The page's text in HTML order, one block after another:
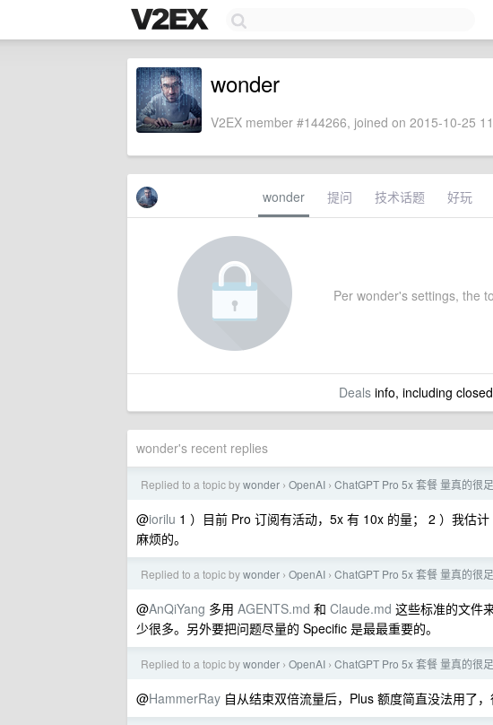
wonder
V2EX member #144266, joined on 2015-10-25
wonder 提问 技术话题 好玩
Per wonder's settings, the
Dealsinfo, including
wonder's recent replies
Replied to a topic bywonder › OpenAI › ChatGPT Pro 5x 套餐 量真的很足
@iorilu 1 ）目前 Pro 订阅有活动，5x 有 10x 的量； 2 ）我估
麻烦的。
Replied to a topic bywonder › OpenAI › ChatGPT Pro 5x 套餐 量真的很足
@AnQiYang 多用 AGENTS.md 和 Claude.md 这些标准的文件
少很多。另外要把问题尽量的 Specific 是最最重要的。
Replied to a topic bywonder › OpenAI › ChatGPT Pro 5x 套餐 量真的很足
@HammerRay 自从结束双倍流量后，Plus 额度简直没法用了